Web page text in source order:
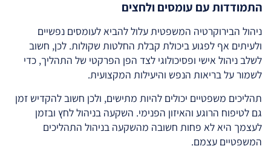
התמודדות עם עומסים ולחצים
ניהול הבירוקרטיה המשפטית עלול להביא לעומסים נפשיים
ולעיתים אף לפגוע ביכולת קבלת החלטות שקולות. לכן, חשוב
לשלב ניהול אישי ופסיכולוגי לצד הפן הפרקטי של התהליך, כדי
לשמור על בריאות הנפש והיעילות המקצועית.
תהליכים משפטיים יכולים להיות מתישים, ולכן חשוב להקדיש זמן
גם לטיפוח הרוגע והאיזון הפנימי. השקעה בניהול לחץ ובזמן
לעצמך היא לא פחות חשובה מהשקעה בניהול התהליכים
המשפטיים עצמם.